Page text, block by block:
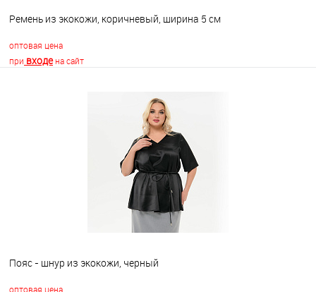
Ремень из экокожи, коричневый, ширина 5 см
оптовая цена
при входена сайт
В корзину
Пояс - шнур из экокожи, черный
оптовая цена